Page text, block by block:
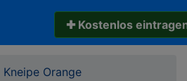
✚ Kostenlos
Kneipe Orange